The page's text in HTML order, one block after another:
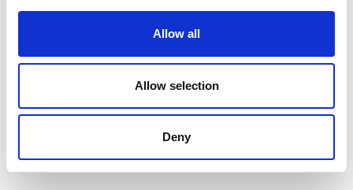
Allow all
Allow selection
Deny
Klikk på Sikkerhet-menyen. Hvis du ikke ser menyen,
trykker du på Alt-tasten på tastaturet for å vise menyene.
Fjern merket for Bevar data for webområder i Favoritter.
Merk av for Midlertidige Internett-filer.
Klikk på Slett.
Merk: Det kan ta flere minutter å slette bufferloggen.